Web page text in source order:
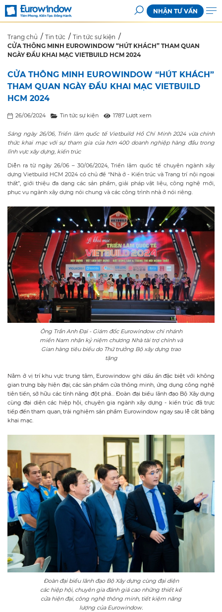
NHẬN TƯ VẤN
Trang chủ Tin tức
Tin tức sự kiện
CỬA THÔNG MINH EUROWINDOW “HÚT KHÁCH” THAM QUAN
NGÀY ĐẦU KHAI MẠC VIETBUILD HCM 2024
CỬA THÔNG MINH EUROWINDOW “HÚT KHÁCH”
THAM QUAN NGÀY ĐẦU KHAI MẠC VIETBUILD
HCM 2024
26/06/2024 Tin tức sự kiện 1787 Lượt xem
Sáng ngày 26/06, Triển lãm quốc tế Vietbuild Hồ Chí Minh 2024 vừa chính
thức khai mạcvớisự tham gia của hơn 400doanh nghiệp hàng đầutrong
lĩnh vực xây dựng, kiến trúc
Diễn ra từ ngày 26/06 – 30/06/2024, Triển lãm quốc tế chuyên ngành xây
dựng Vietbuild HCM 2024 có chủ đề “Nhà ở - Kiến trúc và Trang trí nội ngoại
thất”, giới thiệu đa dạng các sản phẩm, giải pháp vật liệu, công nghệ mới,
phục vụ ngành xây dựng nói chung và các công trình nhà ở nói riêng.
Ông Trần Anh Đại - Giám đốc Eurowindow chi nhánh
miền Nam nhận kỷ niệm chương Nhà tài trợ chính và
Gian hàng tiêu biểu do Thứ trưởng Bộ xây dựng trao
tặng
Nằm ở vị trí khu vực trung tâm, Eurowindow ghi dấu ấn đặc biệt với không
gian trưng bày hiện đại; các sản phẩm cửa thông minh, ứng dụng công nghệ
tiên tiến, sở hữu các tính năng đột phá… Đoàn đại biểu lãnh đạo Bộ Xây dựng
cùng đại diện các hiệp hội, chuyên gia ngành xây dựng - kiến trúc đã trực
tiếp đến tham quan, trải nghiệm sản phẩm Eurowindow ngay sau lễ cắt băng
khai mạc.
Đoàn đại biểu lãnh đạo Bộ Xây dựng cùng đại diện
các hiệp hội, chuyên gia đánh giá cao những thiết kế
cửa hiện đại, công nghệ thông minh, tiết kiệm năng
lượng của Eurowindow.